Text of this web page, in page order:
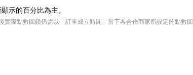
示的百分比為主。
際點數回饋仍需以「訂單成立時間」當下各合作商家所設定的點數回